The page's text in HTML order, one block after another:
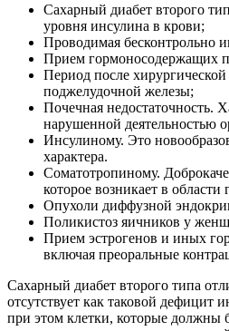
Сахарный диабет второго
уровня инсулина в крови;
Проводимая бесконтрольно
Прием гормоносодержащих
Период после хирургической
поджелудочной железы;
Почечная недостаточность.
нарушенной деятельностью
Инсулиному. Это
характера.
Соматотропиному.
которое возникает в области
Опухоли диффузной
Поликистоз яичников у
Прием эстрогенов и иных
включая преоральные
Сахарный диабет второго типа
отсутствует как таковой дефицит
при этом клетки, которые должны